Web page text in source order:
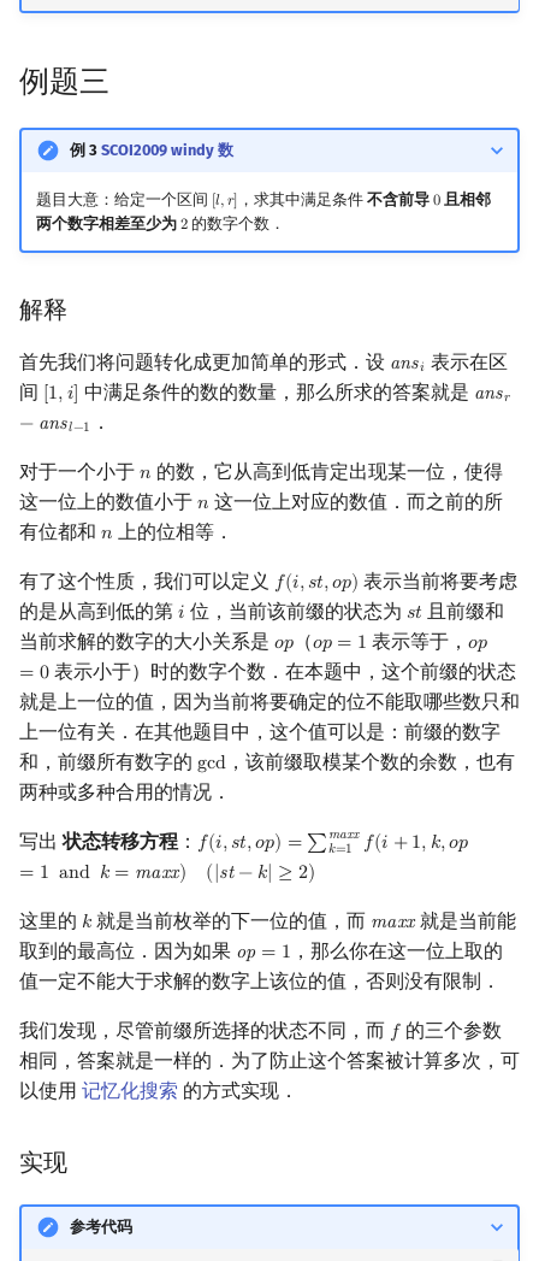
例题三
例 3 SCOI2009 windy 数
题目大意：给定一个区间 [𝑙,𝑟]
[l, r] ，求其中满足条件 不含前导 0
0 且相邻
两个数字相差至少为 2
2的数字个数．
解释
首先我们将问题转化成更加简单的形式．设 ans𝑖
ansi 表示在区
间 [1,𝑖]
1, i] 中满足条件的数的数量，那么所求的答案就是 ans𝑟
− ans𝑙−1
ansr−
．
对于一个小于 𝑛
n 的数，它从高到低肯定出现某一位，使得
这一位上的数值小于 𝑛
n 这一位上对应的数值．而之前的所
有位都和 𝑛
n 上的位相等．
有了这个性质，我们可以定义 𝑓(𝑖,𝑠𝑡,𝑜𝑝)
f(i,s t,op)
表示当前将要考虑
的是从高到低的第 𝑖
i 位，当前该前缀的状态为 𝑠𝑡
st 且前缀和
当前求解的数字的大小关系是 𝑜𝑝
op（𝑜𝑝 = 1
op =1 表示等于， 𝑜𝑝
= 0
op
表示小于）时的数字个数．在本题中，这个前缀的状态
就是上一位的值，因为当前将要确定的位不能取哪些数只和
上一位有关．在其他题目中，这个值可以是：前缀的数字
和，前缀所有数字的 gcd
gcd ，该前缀取模某个数的余数，也有
两种或多种合用的情况．
写出状态转移方程 ： 𝑓(𝑖,𝑠𝑡,𝑜𝑝) = ∑maxx
𝑘=1 𝑓(𝑖 +1, 𝑘,𝑜𝑝
= 1 and 𝑘 = maxx) (|st − 𝑘| ≥ 2)
f(i,s t,op)=∑ k= 1maxx f(i+ 1,k ,o p=1 and
这里的 𝑘
k 就是当前枚举的下一位的值，而 maxx
maxx 就是当前能
取到的最高位．因为如果 op = 1
op =1
，那么你在这一位上取的
值一定不能大于求解的数字上该位的值，否则没有限制．
我们发现，尽管前缀所选择的状态不同，而 𝑓
f 的三个参数
相同，答案就是一样的．为了防止这个答案被计算多次，可
以使用 记忆化搜索 的方式实现．
实现
参考代码